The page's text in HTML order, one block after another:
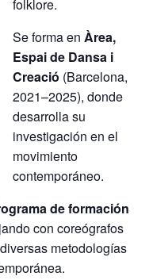
folklore.
Se forma en Àrea,
Espai de Dansa i
Creació (Barcelona,
2021–2025), donde
desarrolla su
investigación en el
movimiento
contemporáneo.
de formación
con coreógrafos
metodologías